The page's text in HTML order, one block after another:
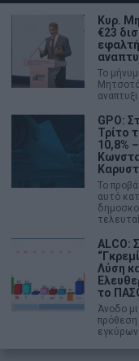
Χρυσός: Άλμα πάνω
©2026 - marketnews.gr -
ΑΡΧΙΚΗ ΟΙΚΟΝΟΜΙΑ
LIFESTYLE
Κυρ.
€23
Το
GPO:
Τρίτο
10,8%
Το
αυτό
ALCO:
Λύση
το
Άνοδο
εγκύρων